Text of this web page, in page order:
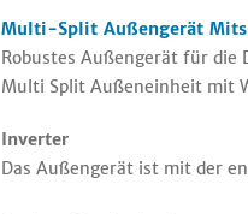
Multi-Split Außengerät
Robustes Außengerät für
Multi Split Außeneinheit mit
Inverter
Das Außengerät ist mit der